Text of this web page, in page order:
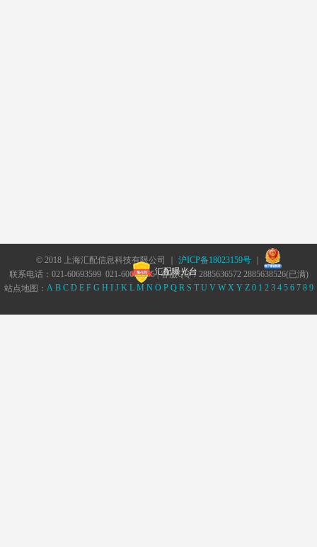
© 2018 上海汇配信息科技有限公司 ｜ 沪ICP备18023159号｜
汇配曝光台
联系电话：021-60693599 021-60693555 | 客服QQ：2885636572 2885638526(已满)
站点地图： A B C D E F G H I J K L M N O P Q R S T U V W X Y Z 0 1 2 3 4 5 6 7 8 9